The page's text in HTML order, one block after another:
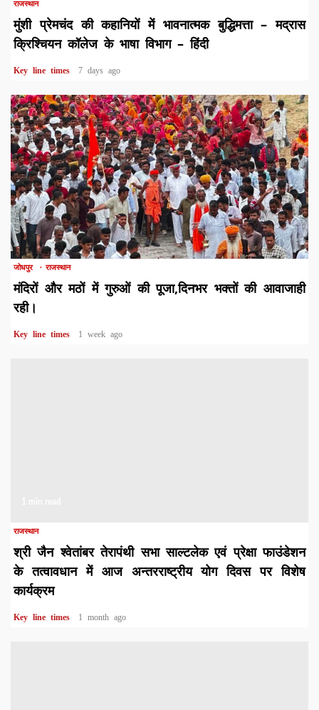
राजस्थान
मुंशी प्रेमचंद की कहानियों में भावनात्मक बुद्धिमत्ता – मद्रास
क्रिश्चियन कॉलेज के भाषा विभाग – हिंदी
Key line times 7 days ago
1 min read
जोधपुर राजस्थान
मंदिरों और मठों में गुरुओं की पूजा,दिनभर भक्तों की आवाजाही
रही।
Key line times 1 week ago
राजस्थान
श्री जैन श्वेतांबर तेरापंथी सभा साल्टलेक एवं प्रेक्षा फाउंडेशन
के तत्वावधान में आज अन्तरराष्ट्रीय योग दिवस पर विशेष
कार्यक्रम
Key line times 1 month ago